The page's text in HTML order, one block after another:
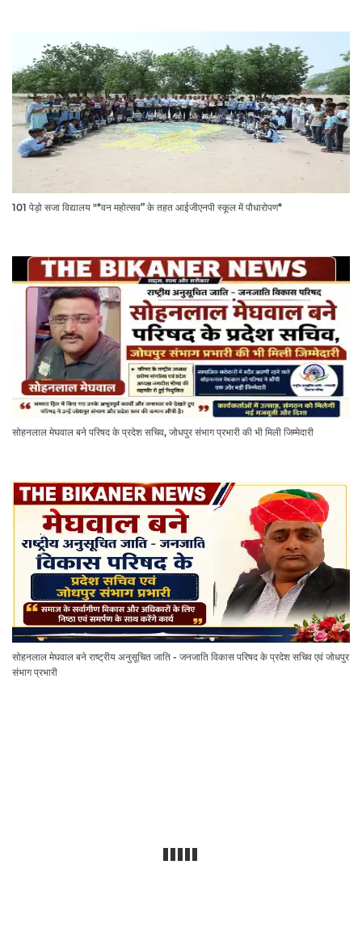
101 पेड़ो सजा विद्यालय "*वन महोत्सव” के तहत आईजीएनपी स्कूल में पौधारोपण*
सोहनलाल मेघवाल बने परिषद के प्रदेश सचिव, जोधपुर संभाग प्रभारी की भी मिली जिम्मेदारी
सोहनलाल मेघवाल बने राष्ट्रीय अनुसूचित जाति - जनजाति विकास परिषद के प्रदेश सचिव एवं जोधपुर
संभाग प्रभारी